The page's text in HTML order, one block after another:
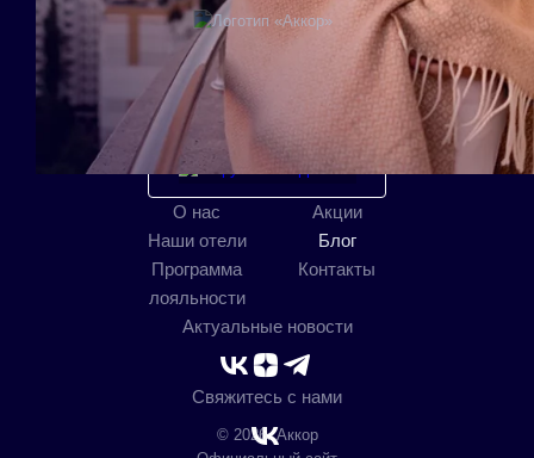
Мобильное приложение
О нас
Наши отели
Программа
лояльности
Акции
Блог
Контакты
Актуальные новости
Свяжитесь с нами
© 2026. Аккор